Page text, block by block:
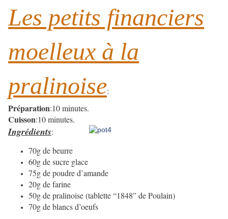
Les petits financiers
moelleux à la
pralinoise:
Préparation:10 minutes.
Cuisson:10 minutes.
Ingrédients:
70g de beurre
60g de sucre glace
75g de poudre d’amande
20g de farine
50g de pralinoise (tablette “1848” de Poulain)
70g de blancs d’oeufs